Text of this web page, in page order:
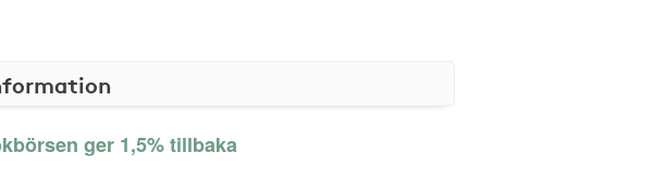
ger 1,5% tillbaka